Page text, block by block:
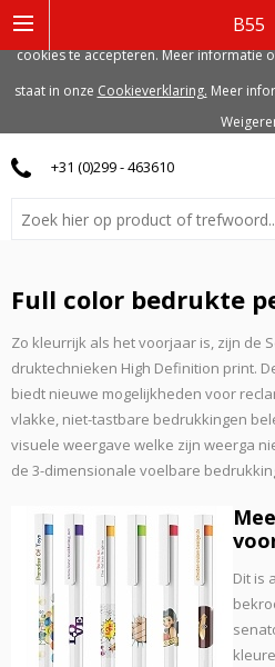
B55
0
+31 (0)299 - 463610
Full color bedrukte
Zo kleurrijk als het voorjaar is, zijn de
druktechnieken High Definition print.
biedt nieuwe mogelijkheden voor
vlakke, niet-tastbare bedrukkingen
visuele weergave welke zijn weerga
de 3-dimensionale voelbare
Dit is
gerelateerde cookies. Voor de beste
cookies te accepteren. Meer informatie
staat in onze Cookieverklaring. Meer